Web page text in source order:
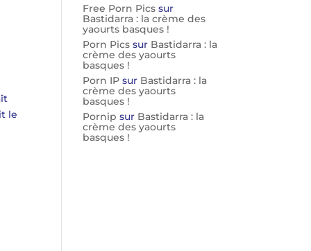
le
Free Porn Pics sur
Bastidarra : la crème des
yaourts basques !
Porn Pics sur Bastidarra : la
crème des yaourts
basques !
Porn IP sur Bastidarra : la
crème des yaourts
basques !
Pornip sur Bastidarra : la
crème des yaourts
basques !